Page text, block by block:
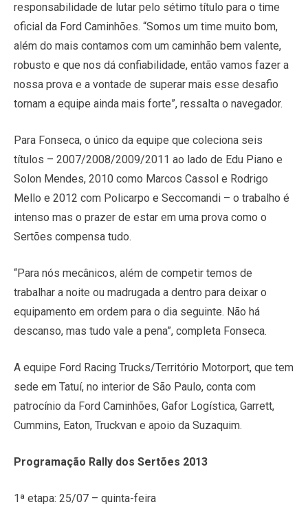
responsabilidade de lutar pelo sétimo título para o time
oficial da Ford Caminhões. “Somos um time muito bom,
além do mais contamos com um caminhão bem valente,
robusto e que nos dá confiabilidade, então vamos fazer a
nossa prova e a vontade de superar mais esse desafio
tornam a equipe ainda mais forte”, ressalta o navegador.
Para Fonseca, o único da equipe que coleciona seis
títulos – 2007/2008/2009/2011 ao lado de Edu Piano e
Solon Mendes, 2010 como Marcos Cassol e Rodrigo
Mello e 2012 com Policarpo e Seccomandi – o trabalho é
intenso mas o prazer de estar em uma prova como o
Sertões compensa tudo.
“Para nós mecânicos, além de competir temos de
trabalhar a noite ou madrugada a dentro para deixar o
equipamento em ordem para o dia seguinte. Não há
descanso, mas tudo vale a pena”, completa Fonseca.
A equipe Ford Racing Trucks/Território Motorport, que tem
sede em Tatuí, no interior de São Paulo, conta com
patrocínio da Ford Caminhões, Gafor Logística, Garrett,
Cummins, Eaton, Truckvan e apoio da Suzaquim.
Programação Rally dos Sertões 2013
1ª etapa: 25/07 – quinta-feira